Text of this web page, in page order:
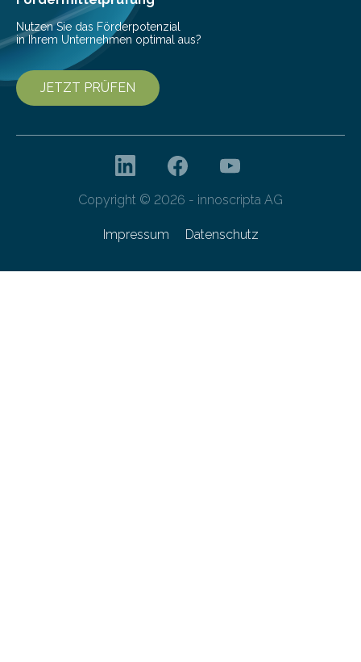
Nutzen Sie das Förderpotenzial
in Ihrem Unternehmen optimal aus?
JETZT PRÜFEN
Copyright © 2026 - innoscripta AG
Impressum Datenschutz